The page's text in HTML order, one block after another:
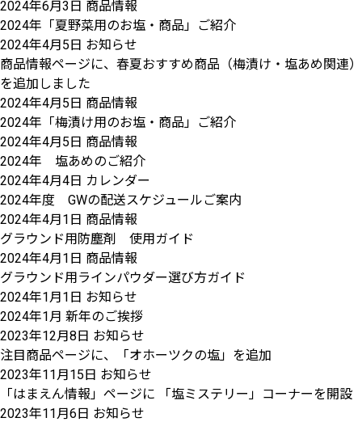
2024年6月3日 商品情報
2024年「夏野菜用のお塩・商品」ご紹介
2024年4月5日 お知らせ
商品情報ページに、春夏おすすめ商品（梅漬け・塩あめ関連）
を追加しました
2024年4月5日 商品情報
2024年「梅漬け用のお塩・商品」ご紹介
2024年4月5日 商品情報
2024年 塩あめのご紹介
2024年4月4日 カレンダー
2024年度 GWの配送スケジュールご案内
2024年4月1日 商品情報
グラウンド用防塵剤 使用ガイド
2024年4月1日 商品情報
グラウンド用ラインパウダー選び方ガイド
2024年1月1日 お知らせ
2024年1月 新年のご挨拶
2023年12月8日 お知らせ
注目商品ページに、「オホーツクの塩」を追加
2023年11月15日 お知らせ
「はまえん情報」ページに 「塩ミステリー」コーナーを開設
2023年11月6日 お知らせ